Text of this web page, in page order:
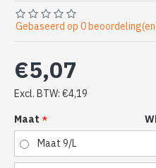
Gebaseerd op 0
€5,07
Excl. BTW: €4,19
Maat
Maat 9/L